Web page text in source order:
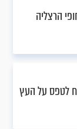
הרצליה
לטפס על העץ